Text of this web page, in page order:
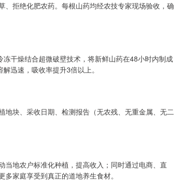
拒绝化肥农药。每根山药均经农技专家现场验收，确
干燥结合超微破壁技术，将新鲜山药在48小时内制成
迅速，吸收率提升3倍以上。
块、采收日期、检测报告（无农残、无重金属、无二
地农户标准化种植，提高收入；同时通过电商、直
家庭享受到真正的道地养生食材。